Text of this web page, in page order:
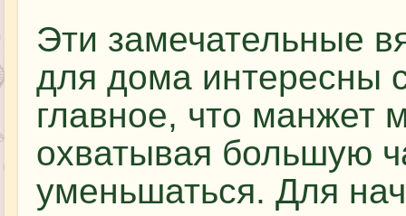
Эти замечательные
для дома интересны
главное, что манжет
охватывая большую
уменьшаться. Для